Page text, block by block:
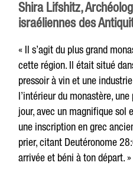
Shira Lifshitz,
israéliennes des
« Il s’agit du plus grand
cette région. Il était situé
pressoir à vin et une
l’intérieur du monastère,
jour, avec un magnifique sol
une inscription en grec
prier, citant Deutéronome
arrivée et béni à ton départ. »